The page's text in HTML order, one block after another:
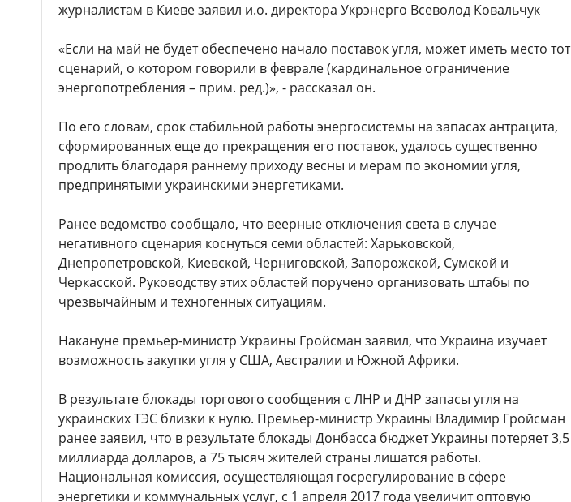
журналистам в Киеве заявил и.о. директора Укрэнерго Всеволод Ковальчук
«Если на май не будет обеспечено начало поставок угля, может иметь место тот
сценарий, о котором говорили в феврале (кардинальное ограничение
энергопотребления – прим. ред.)», - рассказал он.
По его словам, срок стабильной работы энергосистемы на запасах антрацита,
сформированных еще до прекращения его поставок, удалось существенно
продлить благодаря раннему приходу весны и мерам по экономии угля,
предпринятыми украинскими энергетиками.
Ранее ведомство сообщало, что веерные отключения света в случае
негативного сценария коснуться семи областей: Харьковской,
Днепропетровской, Киевской, Черниговской, Запорожской, Сумской и
Черкасской. Руководству этих областей поручено организовать штабы по
чрезвычайным и техногенных ситуациям.
Накануне премьер-министр Украины Гройсман заявил, что Украина изучает
возможность закупки угля у США, Австралии и Южной Африки.
В результате блокады торгового сообщения с ЛНР и ДНР запасы угля на
украинских ТЭС близки к нулю. Премьер-министр Украины Владимир Гройсман
ранее заявил, что в результате блокады Донбасса бюджет Украины потеряет 3,5
миллиарда долларов, а 75 тысяч жителей страны лишатся работы.
Национальная комиссия, осуществляющая госрегулирование в сфере
энергетики и коммунальных услуг, с 1 апреля 2017 года увеличит оптовую